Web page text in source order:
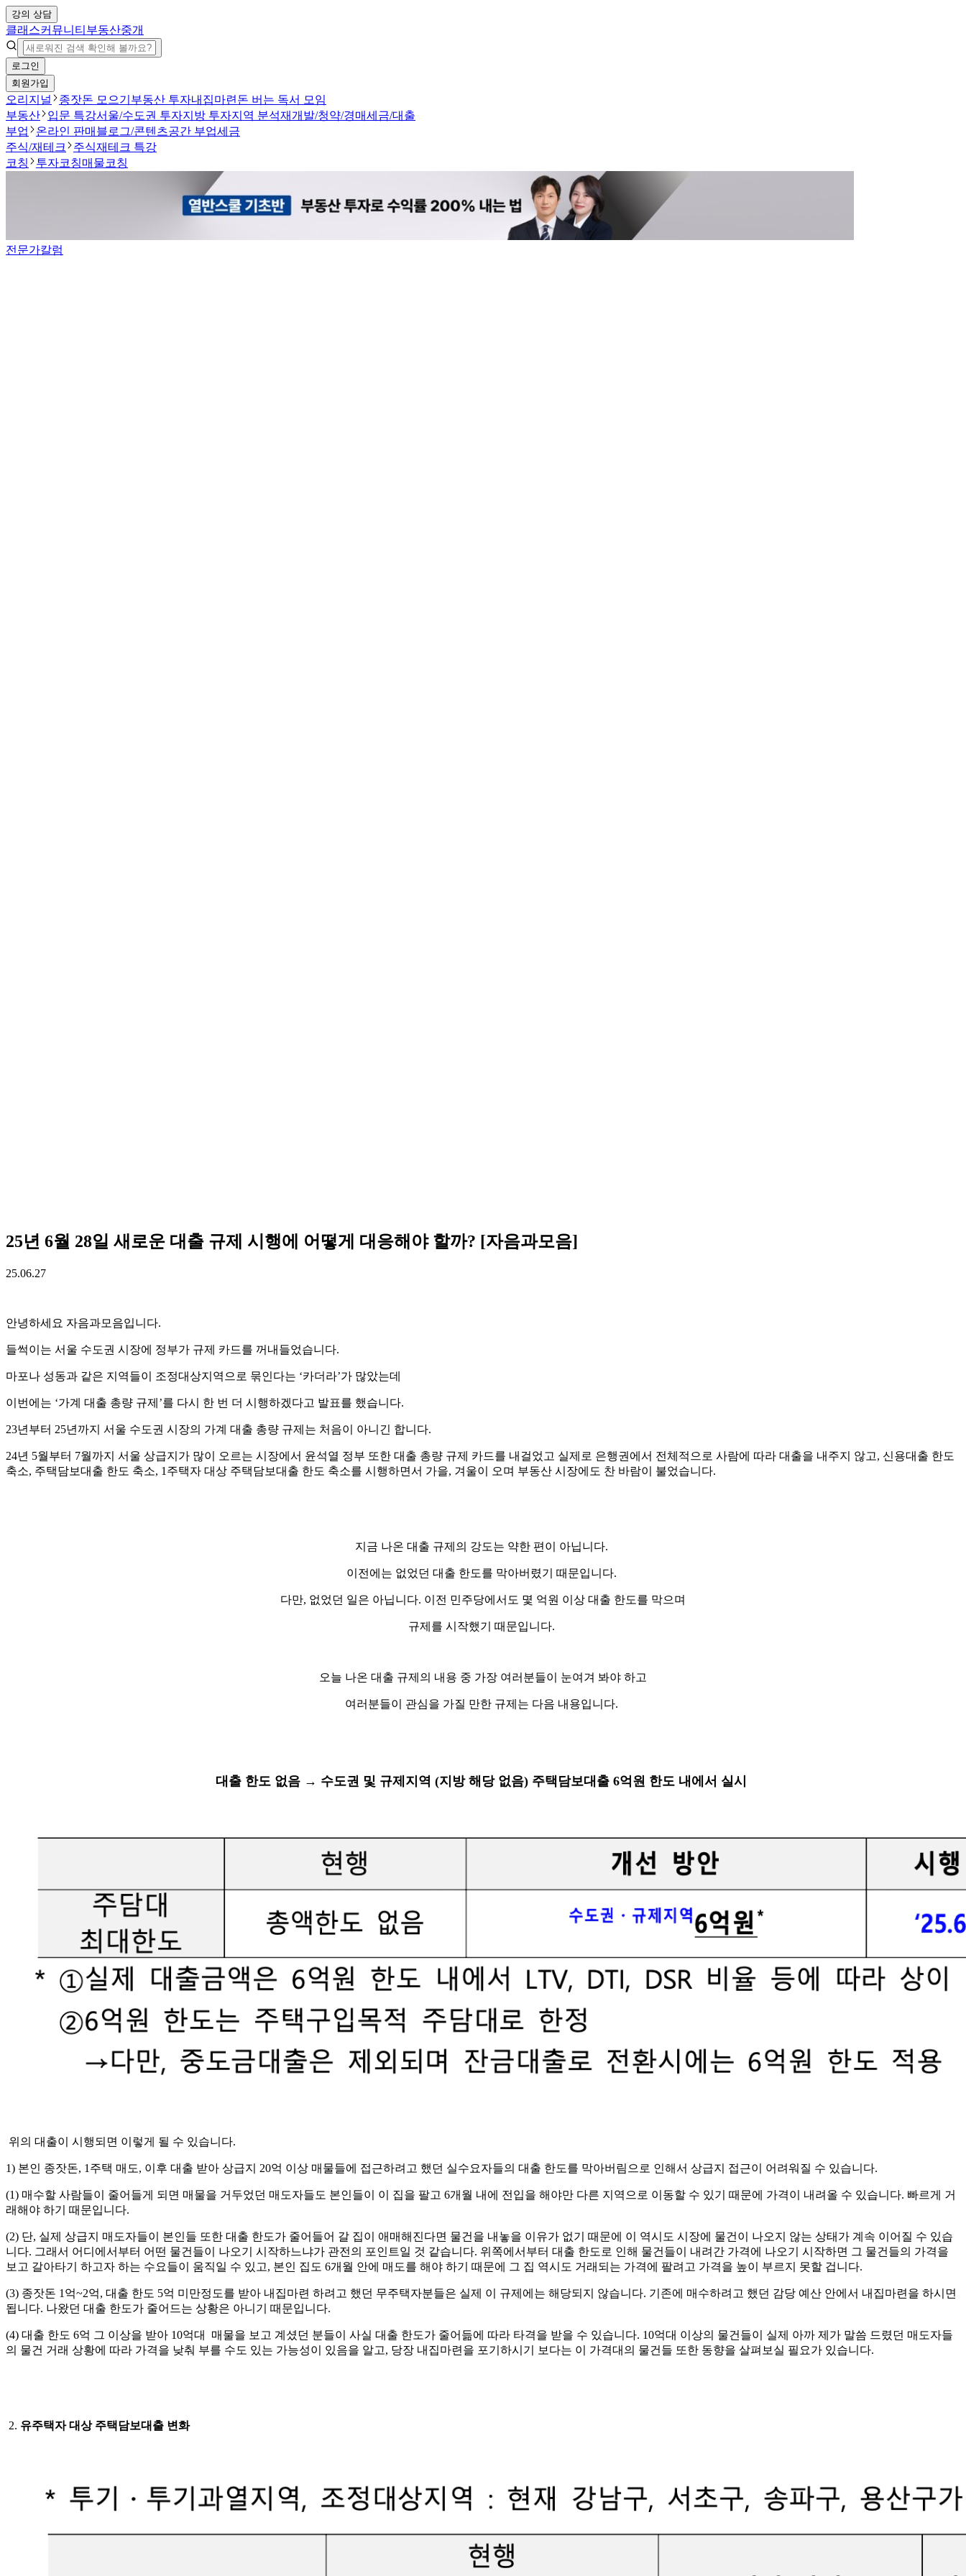
강의 상담
클래스커뮤니티 부동산중개
로그인
회원가입
오리지널 종잣돈 모으기 부동산 투자내집마련 돈 버는 독서 모임
부동산
입문 특강서울/수도권 투자지방 투자지역 분석재개발/청약/경매세금/대출
부업
온라인 판매 블로그/콘텐츠공간 부업세금
주식/재테크
주식재테크 특강
코칭
투자코칭매물코칭
전문가칼럼
25년 6월 28일 새로운 대출 규제 시행에 어떻게 대응해야 할까? [자음과모음]
25.06.27
안녕하세요 자음과모음입니다.
들썩이는 서울 수도권 시장에 정부가 규제 카드를 꺼내들었습니다.
마포나 성동과 같은 지역들이 조정대상지역으로 묶인다는 ‘카더라’가 많았는데
이번에는 ‘가계 대출 총량 규제’를 다시 한 번 더 시행하겠다고 발표를 했습니다.
23년부터 25년까지 서울 수도권 시장의 가계 대출 총량 규제는 처음이 아니긴 합니다.
24년 5월부터 7월까지 서울 상급지가 많이 오르는 시장에서 윤석열 정부 또한 대출 총량 규제 카드를 내걸었고 실제로 은행권에서 전체적으로 사람에 따라 대출을 내주지 않고, 신용대출 한도
축소, 주택담보대출 한도 축소, 1주택자 대상 주택담보대출 한도 축소를 시행하면서 가을, 겨울이 오며 부동산 시장에도 찬 바람이 불었습니다.
지금 나온 대출 규제의 강도는 약한 편이 아닙니다.
이전에는 없었던 대출 한도를 막아버렸기 때문입니다.
다만, 없었던 일은 아닙니다. 이전 민주당에서도 몇 억원 이상 대출 한도를 막으며
규제를 시작했기 때문입니다.
오늘 나온 대출 규제의 내용 중 가장 여러분들이 눈여겨 봐야 하고
여러분들이 관심을 가질 만한 규제는 다음 내용입니다.
대출 한도 없음 → 수도권 및 규제지역 (지방 해당 없음) 주택담보대출 6억원 한도 내에서 실시
위의 대출이 시행되면 이렇게 될 수 있습니다.
1) 본인 종잣돈, 1주택 매도, 이후 대출 받아 상급지 20억 이상 매물들에 접근하려고 했던 실수요자들의 대출 한도를 막아버림으로 인해서 상급지 접근이 어려워질 수 있습니다.
(1) 매수할 사람들이 줄어들게 되면 매물을 거두었던 매도자들도 본인들이 이 집을 팔고 6개월 내에 전입을 해야만 다른 지역으로 이동할 수 있기 때문에 가격이 내려올 수 있습니다. 빠르게 거
래해야 하기 때문입니다.
(2) 단, 실제 상급지 매도자들이 본인들 또한 대출 한도가 줄어들어 갈 집이 애매해진다면 물건을 내놓을 이유가 없기 때문에 이 역시도 시장에 물건이 나오지 않는 상태가 계속 이어질 수 있습
니다. 그래서 어디에서부터 어떤 물건들이 나오기 시작하느냐가 관전의 포인트일 것 같습니다. 위쪽에서부터 대출 한도로 인해 물건들이 내려간 가격에 나오기 시작하면 그 물건들의 가격을
보고 갈아타기 하고자 하는 수요들이 움직일 수 있고, 본인 집도 6개월 안에 매도를 해야 하기 때문에 그 집 역시도 거래되는 가격에 팔려고 가격을 높이 부르지 못할 겁니다.
(3) 종잣돈 1억~2억, 대출 한도 5억 미만정도를 받아 내집마련 하려고 했던 무주택자분들은 실제 이 규제에는 해당되지 않습니다. 기존에 매수하려고 했던 감당 예산 안에서 내집마련을 하시면
됩니다. 나왔던 대출 한도가 줄어드는 상황은 아니기 때문입니다.
(4) 대출 한도 6억 그 이상을 받아 10억대 매물을 보고 계셨던 분들이 사실 대출 한도가 줄어듦에 따라 타격을 받을 수 있습니다. 10억대 이상의 물건들이 실제 아까 제가 말씀 드렸던 매도자들
의 물건 거래 상황에 따라 가격을 낮춰 부를 수도 있는 가능성이 있음을 알고, 당장 내집마련을 포기하시기 보다는 이 가격대의 물건들 또한 동향을 살펴보실 필요가 있습니다.
2. 유주택자 대상 주택담보대출 변화